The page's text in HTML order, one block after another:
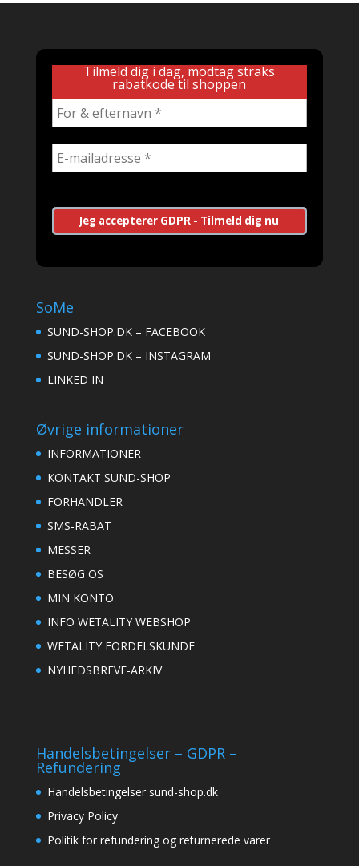
Tilmeld dig i dag, modtag straks
rabatkode til shoppen
SoMe
SUND-SHOP.DK – FACEBOOK
SUND-SHOP.DK – INSTAGRAM
LINKED IN
Øvrige informationer
INFORMATIONER
KONTAKT SUND-SHOP
FORHANDLER
SMS-RABAT
MESSER
BESØG OS
MIN KONTO
INFO WETALITY WEBSHOP
WETALITY FORDELSKUNDE
NYHEDSBREVE-ARKIV
Handelsbetingelser – GDPR –
Refundering
Handelsbetingelser sund-shop.dk
Privacy Policy
Politik for refundering og returnerede varer